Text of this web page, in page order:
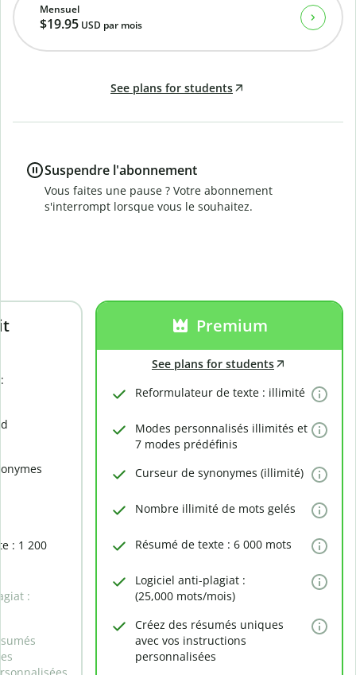
: 1 200
:
Premium
See plans for students
Reformulateur de texte : illimité
Modes personnalisés illimités et
7 modes prédéfinis
Curseur de synonymes (illimité)
Nombre illimité de mots gelés
Résumé de texte : 6 000 mots
Logiciel anti-plagiat :
(25,000 mots/mois)
Créez des résumés uniques
avec vos instructions
personnalisées
Mensuel
$19.95 USD par mois
See plans for students
Suspendre l'abonnement
Vous faites une pause ? Votre abonnement
s'interrompt lorsque vous le souhaitez.